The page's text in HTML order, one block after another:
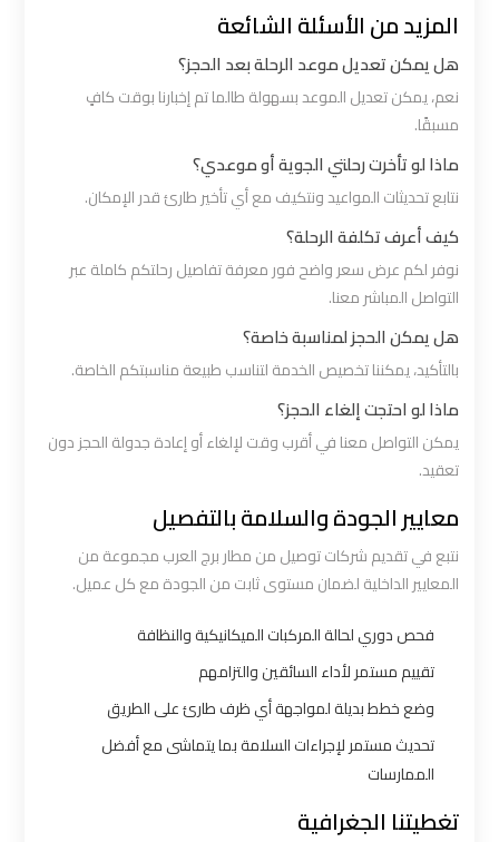
المزيد من الأسئلة الشائعة
هل يمكن تعديل موعد الرحلة بعد الحجز؟
نعم، يمكن تعديل الموعد بسهولة طالما تم إخبارنا بوقت كافٍ
مسبقًا.
ماذا لو تأخرت رحلتي الجوية أو موعدي؟
نتابع تحديثات المواعيد ونتكيف مع أي تأخير طارئ قدر الإمكان.
كيف أعرف تكلفة الرحلة؟
نوفر لكم عرض سعر واضح فور معرفة تفاصيل رحلتكم كاملة عبر
التواصل المباشر معنا.
هل يمكن الحجز لمناسبة خاصة؟
بالتأكيد، يمكننا تخصيص الخدمة لتناسب طبيعة مناسبتكم الخاصة.
ماذا لو احتجت إلغاء الحجز؟
يمكن التواصل معنا في أقرب وقت لإلغاء أو إعادة جدولة الحجز دون
تعقيد.
معايير الجودة والسلامة بالتفصيل
نتبع في تقديم شركات توصيل من مطار برج العرب مجموعة من
المعايير الداخلية لضمان مستوى ثابت من الجودة مع كل عميل.
فحص دوري لحالة المركبات الميكانيكية والنظافة
تقييم مستمر لأداء السائقين والتزامهم
وضع خطط بديلة لمواجهة أي ظرف طارئ على الطريق
تحديث مستمر لإجراءات السلامة بما يتماشى مع أفضل
الممارسات
تغطيتنا الجغرافية
مرسي
مطروح
ليموزين
الاسكندرية
القاهرة
ليموزين
القاهرة
للاسكندرية
ليموزين